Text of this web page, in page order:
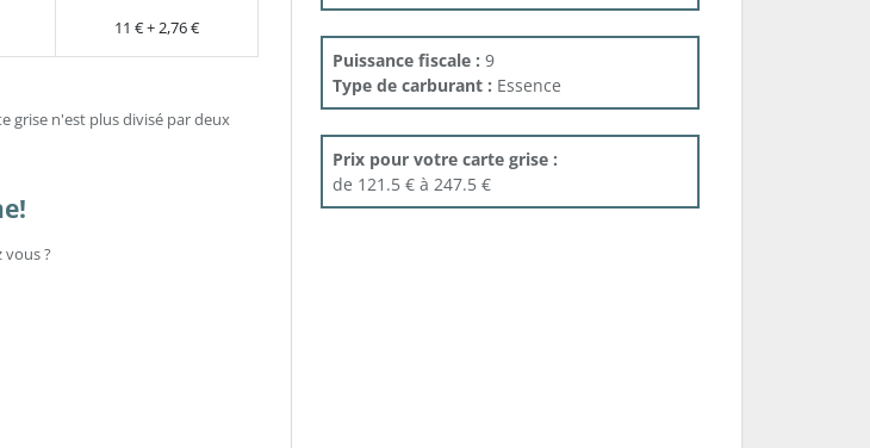
11 € + 2,76 €
grise n'est plus divisé par deux
?
Puissance fiscale : 9
Type de carburant : Essence
Prix pour votre carte grise :
de 121.5 € à 247.5 €